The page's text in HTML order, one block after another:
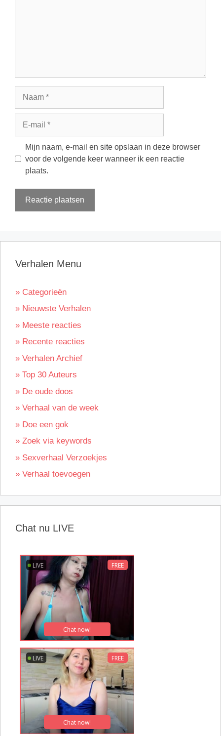
Mijn naam, e-mail en site opslaan in deze browser
voor de volgende keer wanneer ik een reactie
plaats.
Verhalen Menu
» Categorieën
» Nieuwste Verhalen
» Meeste reacties
» Recente reacties
» Verhalen Archief
» Top 30 Auteurs
» De oude doos
» Verhaal van de week
» Doe een gok
» Zoek via keywords
» Sexverhaal Verzoekjes
» Verhaal toevoegen
Chat nu LIVE